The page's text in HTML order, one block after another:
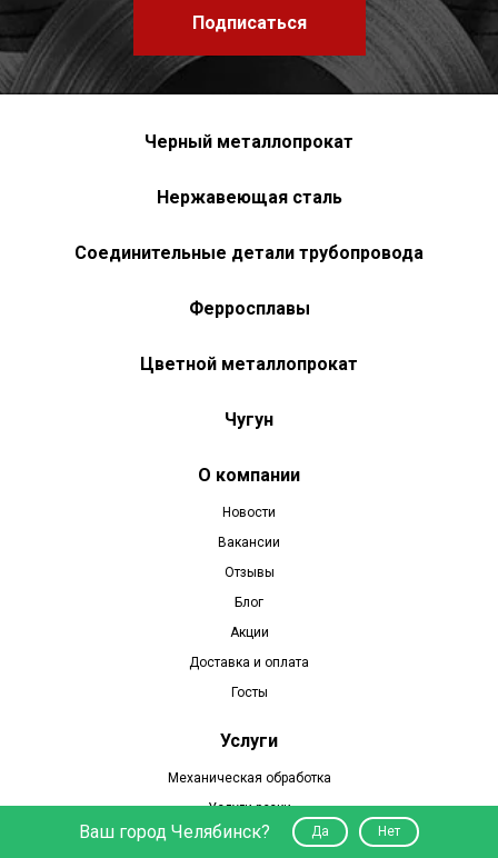
Подписаться
Черный металлопрокат
Нержавеющая сталь
Соединительные детали трубопровода
Ферросплавы
Цветной металлопрокат
Чугун
О компании
Новости
Вакансии
Отзывы
Блог
Акции
Доставка и оплата
Госты
Услуги
Механическая обработка
Услуги резки
Часы работы:
Ваш город Челябинск? Да Нет